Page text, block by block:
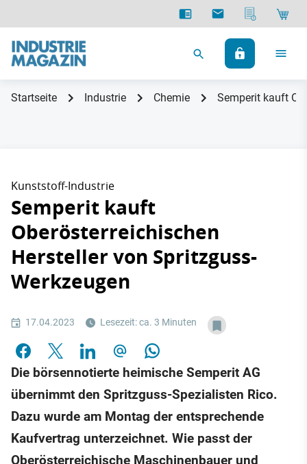
Startseite Industrie Chemie Semperit kauft
Kunststoff-Industrie
Semperit kauft
Oberösterreichischen
Hersteller von Spritzguss-
Werkzeugen
17.04.2023 Lesezeit: ca. 3 Minuten
Die börsennotierte heimische Semperit AG
übernimmt den Spritzguss-Spezialisten Rico.
Dazu wurde am Montag der entsprechende
Kaufvertrag unterzeichnet. Wie passt der
Oberösterreichische Maschinenbauer und